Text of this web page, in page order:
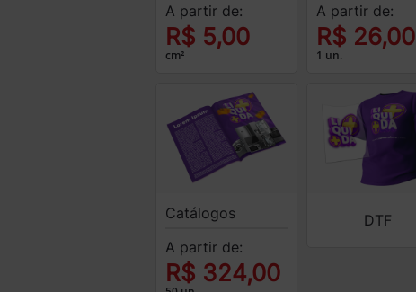
A partir de:
R$ 5,00
cm²
A partir de:
R$ 26,00
1 un.
Catálogos
A partir de:
R$ 324,00
DTF